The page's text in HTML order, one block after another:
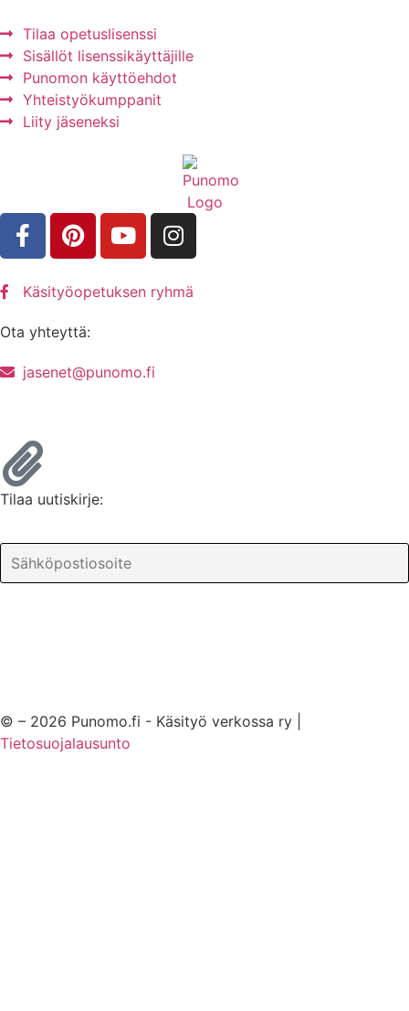
Tilaa opetuslisenssi
Sisällöt lisenssikäyttäjille
Punomon käyttöehdot
Yhteistyökumppanit
Liity jäseneksi
Käsityöopetuksen ryhmä
Ota yhteyttä:
jasenet@punomo.fi
Tilaa uutiskirje:
© – 2026 Punomo.fi - Käsityö verkossa ry |
Tietosuojalausunto